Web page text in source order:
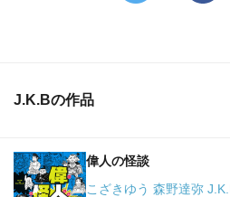
J.K.Bの作品
偉人の怪談
こざきゆう 森野達弥